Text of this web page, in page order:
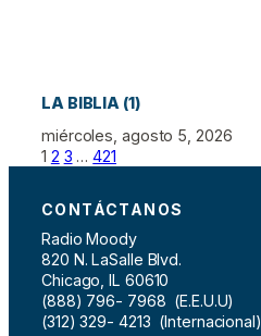
LA BIBLIA (1)
miércoles, agosto 5, 2026
1 2 3 … 421
CONTÁCTANOS
Radio Moody
820 N. LaSalle Blvd.
Chicago, IL 60610
(888) 796- 7968 (E.E.U.U)
(312) 329- 4213 (Internacional)